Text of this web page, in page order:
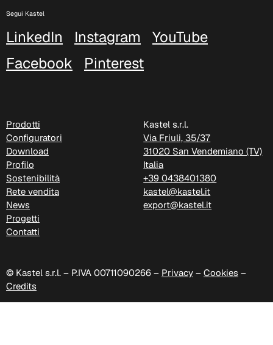
C 349
C 340
C 324
D 40P
D 41P
D 42P
D 43P
D 44P
Segui Kastel
LinkedIn Instagram
YouTube
Facebook
Pinterest
Prodotti
Configuratori
Download
Profilo
Sostenibilità
Rete vendita
News
Progetti
Contatti
Kastel s.r.l.
Via Friuli, 35/37
31020 San Vendemiano (TV)
Italia
+39 0438401380
kastel@kastel.it
export@kastel.it
© Kastel s.r.l. – P.IVA 00711090266 – Privacy – Cookies –
Credits